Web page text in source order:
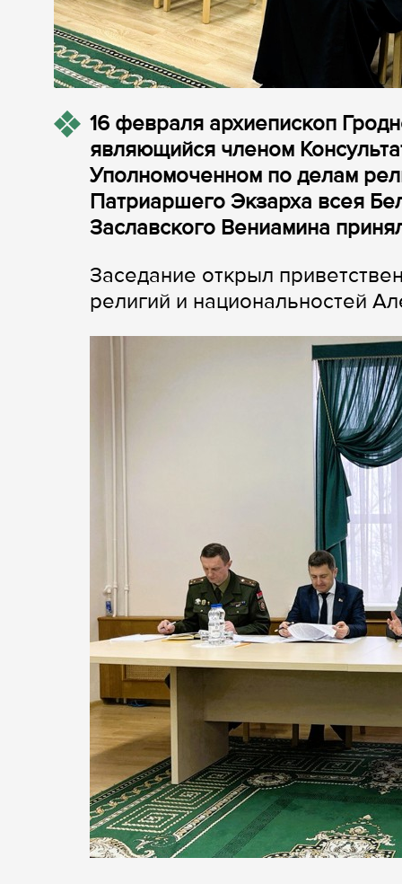
16 февраля архиепископ
являющийся членом
Уполномоченном по делам
Патриаршего Экзарха всея
Заславского Вениамина
Заседание открыл
религий и национальностей